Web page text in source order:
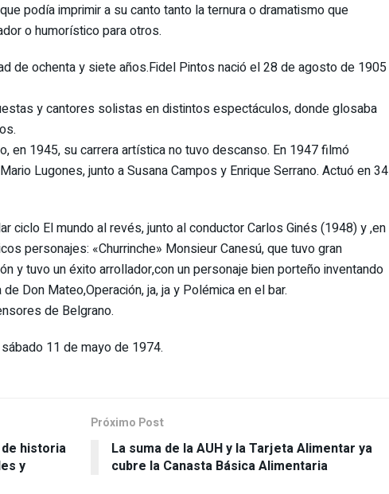
podía imprimir a su canto tanto la ternura o dramatismo que
o humorístico para otros.
de ochenta y siete años.Fidel Pintos nació el 28 de agosto de 1905
y cantores solistas en distintos espectáculos, donde glosaba
en 1945, su carrera artística no tuvo descanso. En 1947 filmó
Lugones, junto a Susana Campos y Enrique Serrano. Actuó en 34
ciclo El mundo al revés, junto al conductor Carlos Ginés (1948) y ,en
personajes: «Churrinche» Monsieur Canesú, que tuvo gran
y tuvo un éxito arrollador,con un personaje bien porteño inventando
Don Mateo,Operación, ja, ja y Polémica en el bar.
de Belgrano.
11 de mayo de 1974.
historia
y
Próximo Post
La suma de la AUH y la Tarjeta Alimentar ya
cubre la Canasta Básica Alimentaria